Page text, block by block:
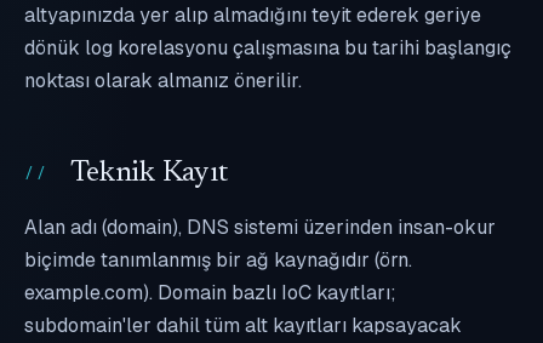
altyapınızda yer alıp almadığını teyit ederek geriye
dönük log korelasyonu çalışmasına bu tarihi başlangıç
noktası olarak almanız önerilir.
Teknik Kayıt
Alan adı (domain), DNS sistemi üzerinden insan-okur
biçimde tanımlanmış bir ağ kaynağıdır (örn.
example.com). Domain bazlı IoC kayıtları;
subdomain'ler dahil tüm alt kayıtları kapsayacak